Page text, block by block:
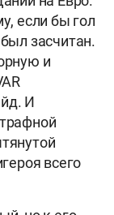
если бы гол
засчитан.
и
И
всего